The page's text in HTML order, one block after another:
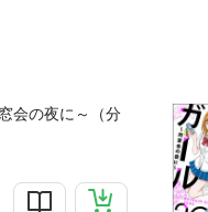
会の夜に～（分